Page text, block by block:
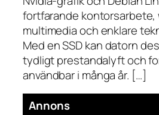
fortfarande kontorsarbete,
multimedia och enklare
Med en SSD kan datorn
tydligt prestandalyft och
användbar i många år. […]
Annons